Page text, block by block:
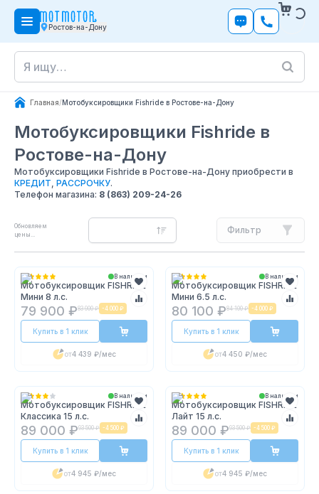
Ростов-на-Дону
Главная/Мотобуксировщики Fishride в Ростове-на-Дону
Мотобуксировщики Fishride в
Ростове-на-Дону
Мотобуксировщики Fishride в Ростове-на-Дону приобрести в
КРЕДИТ, РАССРОЧКУ.
Телефон магазина: 8 (863) 209-24-26
Обновляем
цены...
Фильтр
В наличии
Мотобуксировщик FISHRIDE
Мини 8 л.с.
79 900 ₽83 900 ₽ -4 000 ₽
Купить в 1 клик
от4 439 ₽/мес
В наличии
Мотобуксировщик FISHRIDE
Мини 6.5 л.с.
80 100 ₽84 100 ₽ -4 000 ₽
Купить в 1 клик
от4 450 ₽/мес
В наличии
Мотобуксировщик FISHRIDE
Классика 15 л.с.
89 000 ₽93 500 ₽ -4 500 ₽
Купить в 1 клик
от4 945 ₽/мес
В наличии
Мотобуксировщик FISHRIDE
Лайт 15 л.с.
89 000 ₽93 500 ₽ -4 500 ₽
Купить в 1 клик
от4 945 ₽/мес